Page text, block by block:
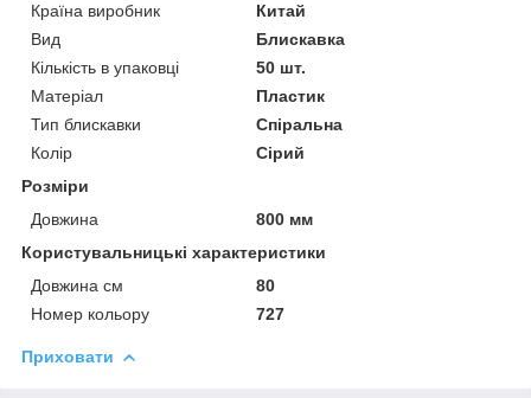
Країна виробник
Китай
Вид
Блискавка
Кількість в упаковці
50 шт.
Матеріал
Пластик
Тип блискавки
Спіральна
Колір
Сірий
Розміри
Довжина
800 мм
Користувальницькі характеристики
Довжина см
80
Номер кольору
727
Приховати